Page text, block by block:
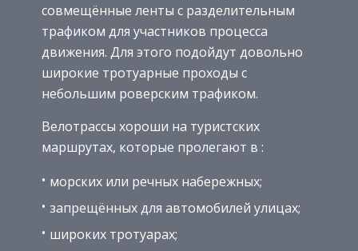
совмещённые ленты с разделительным
трафиком для участников процесса
движения. Для этого подойдут довольно
широкие тротуарные проходы с
небольшим роверским трафиком.
Велотрассы хороши на туристских
маршрутах, которые пролегают в :
морских или речных набережных;
запрещённых для автомобилей улицах;
широких тротуарах;